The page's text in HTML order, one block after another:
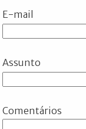
E-mail
Assunto
Comentários